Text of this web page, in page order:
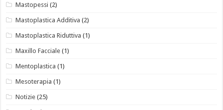
Mastopessi (2)
Mastoplastica Additiva (2)
Mastoplastica Riduttiva (1)
Maxillo Facciale (1)
Mentoplastica (1)
Mesoterapia (1)
Notizie (25)